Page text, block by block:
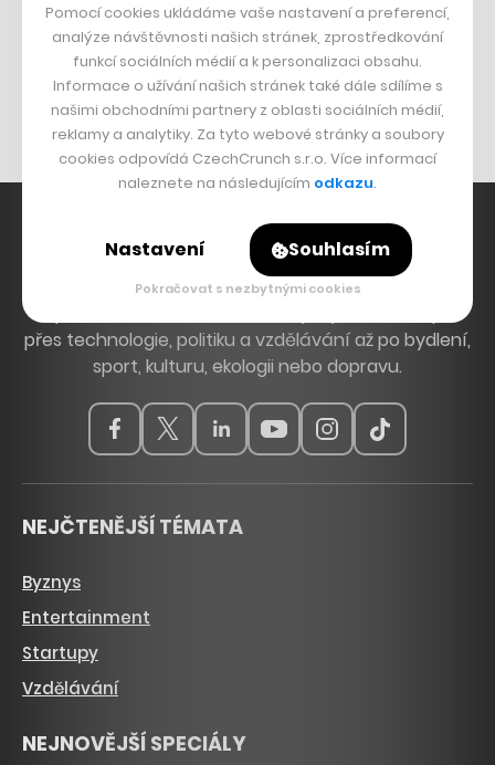
Bomma není tichá
Originální hodinky
Nábytek z betonu
Hlavní zdroj inspirace. Věnujeme se tématům, která
přes technologie, politiku a vzdělávání až po bydlení,
sport, kulturu, ekologii nebo dopravu.
NEJČTENĚJŠÍ TÉMATA
Byznys
Entertainment
Startupy
Vzdělávání
NEJNOVĚJŠÍ SPECIÁLY
Pomocí cookies ukládáme vaše nastavení a preferencí,
analýze návštěvnosti našich stránek, zprostředkování
funkcí sociálních médií a k personalizaci obsahu.
Informace o užívání našich stránek také dále sdílíme s
našimi obchodními partnery z oblasti sociálních médií,
reklamy a analytiky. Za tyto webové stránky a soubory
cookies odpovídá CzechCrunch s.r.o. Více informací
naleznete na následujícím odkazu.
Nastavení Souhlasím
Pokračovat s nezbytnými cookies